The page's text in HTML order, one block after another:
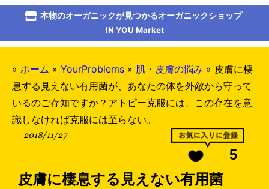
本物のオーガニックが見つかるオーガニックショップ
IN YOU Market
» ホーム » YourProblems » 肌・皮膚の悩み » 皮膚に棲
息する見えない有用菌が、あなたの体を外敵から守って
いるのご存知ですか？アトピー克服には、この存在を意
識しなければ克服には至らない。
2018/11/27
5
皮膚に棲息する見えない有用菌